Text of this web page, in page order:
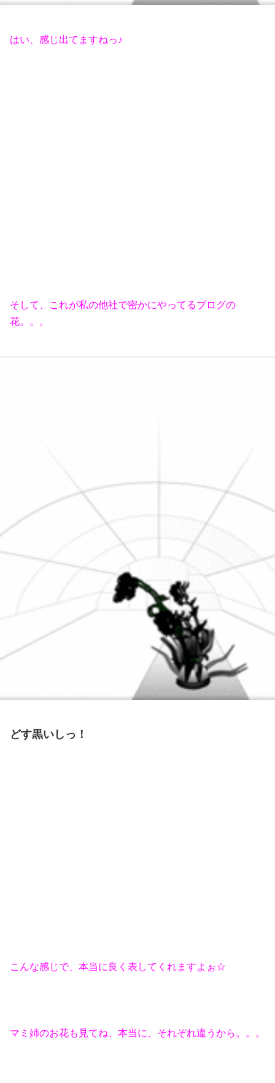
はい、感じ出てますねっ♪
そして、これが私の他社で密かにやってるブログの
花。。。
どす黒いしっ！
こんな感じで、本当に良く表してくれますよぉ☆
マミ姉のお花も見てね、本当に、それぞれ違うから。。。